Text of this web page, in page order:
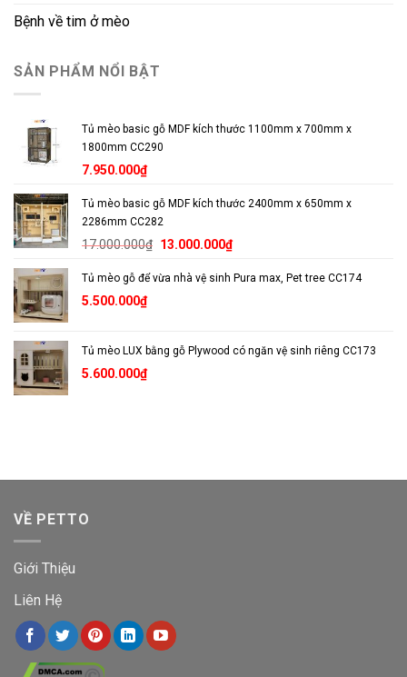
Bệnh về tim ở mèo
SẢN PHẨM NỔI BẬT
Tủ mèo basic gỗ MDF kích thước 1100mm x 700mm x
1800mm CC290
7.950.000₫
Tủ mèo basic gỗ MDF kích thước 2400mm x 650mm x
2286mm CC282
17.000.000₫ Giá
là:
13.000.000₫Giá
tại
Tủ mèo gỗ để vừa nhà vệ sinh Pura max, Pet tree CC174
5.500.000₫
Tủ mèo LUX bằng gỗ Plywood có ngăn vệ sinh riêng CC173
5.600.000₫
VỀ PETTO
Giới Thiệu
Liên Hệ